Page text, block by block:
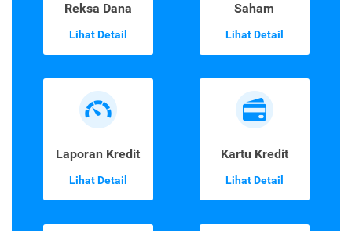
Reksa Dana
Lihat Detail
Saham
Lihat Detail
Laporan Kredit
Lihat Detail
Kartu Kredit
Lihat Detail